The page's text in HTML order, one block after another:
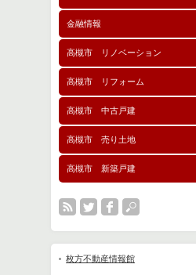
金融情報
高槻市 リノベーション
高槻市 リフォーム
高槻市 中古戸建
高槻市 売り土地
高槻市 新築戸建
枚方不動産情報館